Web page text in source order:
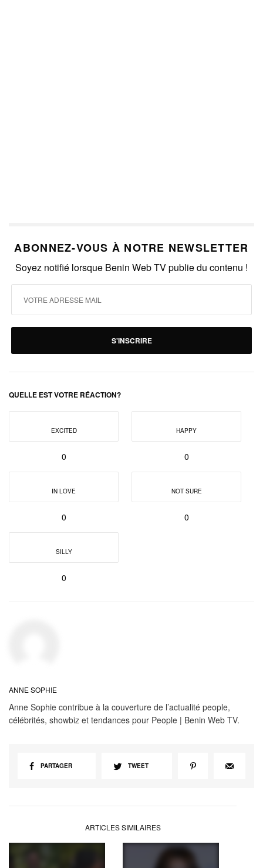
ABONNEZ-VOUS À NOTRE NEWSLETTER
Soyez notifié lorsque Benin Web TV publie du contenu !
S'INSCRIRE
QUELLE EST VOTRE RÉACTION?
EXCITED
0
HAPPY
0
IN LOVE
0
NOT SURE
0
SILLY
0
ANNE SOPHIE
Anne Sophie contribue à la couverture de l’actualité people,
célébrités, showbiz et tendances pour People | Benin Web TV.
PARTAGER TWEET
ARTICLES SIMILAIRES